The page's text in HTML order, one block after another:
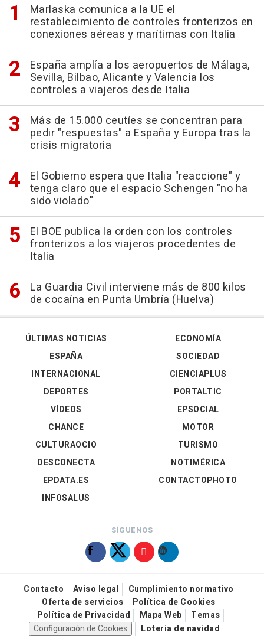
Marlaska comunica a la UE el
restablecimiento de controles fronterizos en
conexiones aéreas y marítimas con Italia
España amplía a los aeropuertos de Málaga,
Sevilla, Bilbao, Alicante y Valencia los
controles a viajeros desde Italia
Más de 15.000 ceutíes se concentran para
pedir "respuestas" a España y Europa tras la
crisis migratoria
El Gobierno espera que Italia "reaccione" y
tenga claro que el espacio Schengen "no ha
sido violado"
El BOE publica la orden con los controles
fronterizos a los viajeros procedentes de
Italia
La Guardia Civil interviene más de 800 kilos
de cocaína en Punta Umbría (Huelva)
ÚLTIMAS NOTICIAS
ESPAÑA
INTERNACIONAL
DEPORTES
VÍDEOS
ECONOMÍA
SOCIEDAD
CIENCIAPLUS
PORTALTIC
EPSOCIAL
CHANCE
CULTURAOCIO
DESCONECTA
EPDATA.ES
INFOSALUS
MOTOR
TURISMO
NOTIMÉRICA
CONTACTOPHOTO
SÍGUENOS
Contacto Aviso legal
Cumplimiento normativo
Oferta de servicios
Política de Cookies
Política de Privacidad
Mapa Web
Temas
Configuración de Cookies
Loteria de navidad